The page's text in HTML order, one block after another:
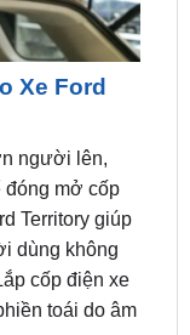
Xe Ford
người lên,
mở cốp
Territory giúp
dùng không
cốp điện xe
toái do âm